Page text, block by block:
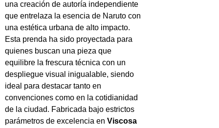
una creación de autoría independiente
que entrelaza la esencia de Naruto con
una estética urbana de alto impacto.
Esta prenda ha sido proyectada para
quienes buscan una pieza que
equilibre la frescura técnica con un
despliegue visual inigualable, siendo
ideal para destacar tanto en
convenciones como en la cotidianidad
de la ciudad. Fabricada bajo estrictos
parámetros de excelencia en Viscosa